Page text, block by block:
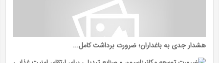
هشدار جدی به باغداران؛ ضرورت برداشت کامل...